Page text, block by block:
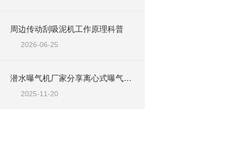
周边传动刮吸泥机工作原理科普
2026-06-25
潜水曝气机厂家分享离心式曝气机与射流式曝气机如何选型
2025-11-20